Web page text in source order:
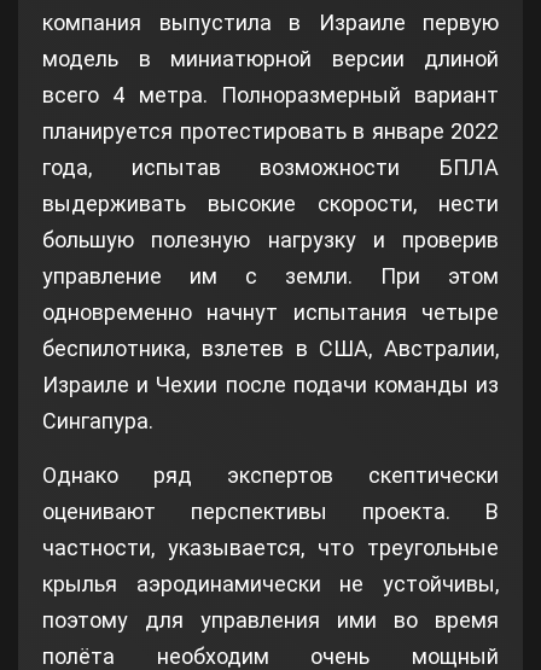
компания выпустила в Израиле первую
модель в миниатюрной версии длиной
всего 4 метра. Полноразмерный вариант
планируется протестировать в январе 2022
года, испытав возможности БПЛА
выдерживать высокие скорости, нести
большую полезную нагрузку и проверив
управление им с земли. При этом
одновременно начнут испытания четыре
беспилотника, взлетев в США, Австралии,
Израиле и Чехии после подачи команды из
Сингапура.
Однако ряд экспертов скептически
оценивают перспективы проекта. В
частности, указывается, что треугольные
крылья аэродинамически не устойчивы,
поэтому для управления ими во время
полёта необходим очень мощный